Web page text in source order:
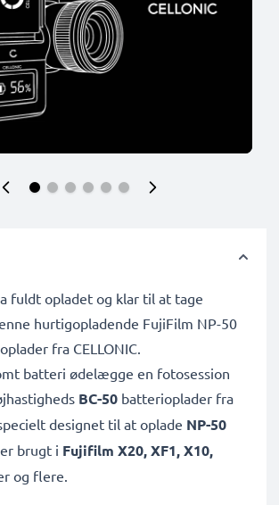
fuldt opladet og klar til at tage
hurtigopladende FujiFilm NP-50
fra CELLONIC.
batteri ødelægge en fotosession
BC-50 batterioplader fra
designet til at oplade NP-50
brugt i Fujifilm X20, XF1, X10,
og flere.